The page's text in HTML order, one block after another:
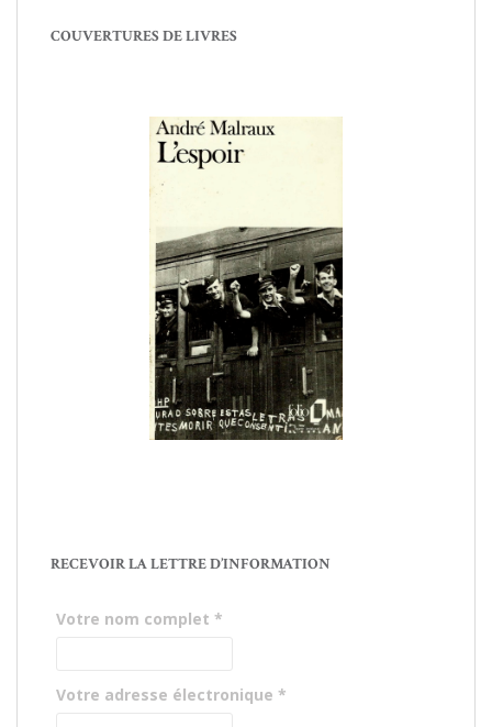
COUVERTURES DE LIVRES
RECEVOIR LA LETTRE D’INFORMATION
Votre nom complet *
Votre adresse électronique *